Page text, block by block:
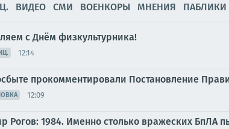
ВИДЕО СМИ ВОЕНКОРЫ МНЕНИЯ ПАБЛИКИ
с Днём физкультурника!
12:14
прокомментировали Постановление
12:09
Рогов: 1984. Именно столько вражеских БпЛА